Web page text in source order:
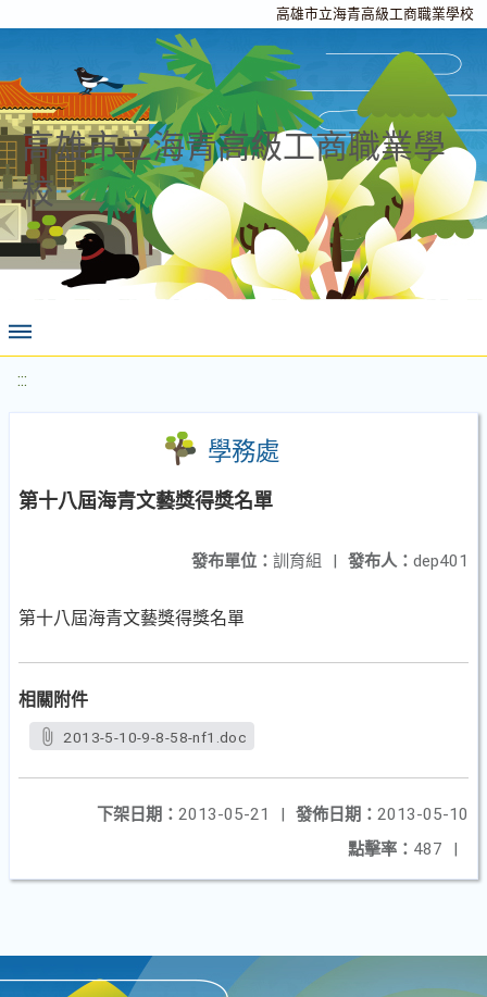
高雄市立海青高級工商職業學校
高雄市立海青高級工商職業學
校
:::
學務處
第十八屆海青文藝獎得獎名單
發布人： dep401
發布單位： 訓育組 |
第十八屆海青文藝獎得獎名單
相關附件
2013-5-10-9-8-58-nf1.doc
發佈日期： 2013-05-10
下架日期： 2013-05-21
|
點擊率： 487 |